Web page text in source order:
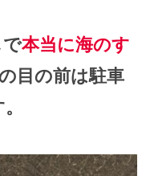
で本当に海のす
目の前は駐車